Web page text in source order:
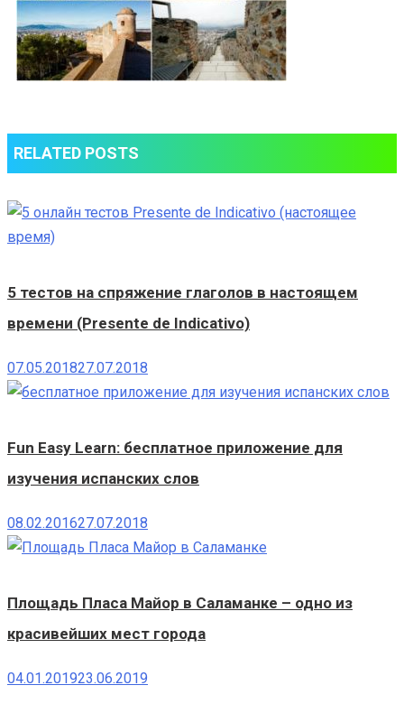
RELATED POSTS
5 тестов на спряжение глаголов в настоящем
времени (Presente de Indicativo)
07.05.201827.07.2018
Fun Easy Learn: бесплатное приложение для
изучения испанских слов
08.02.201627.07.2018
Площадь Пласа Майор в Саламанке – одно из
красивейших мест города
04.01.201923.06.2019